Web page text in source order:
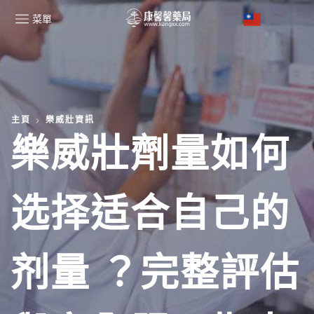
菜單
主頁 樂威壯資訊
樂威壯劑量如何
选择适合自己的
剂量 ？完整評估